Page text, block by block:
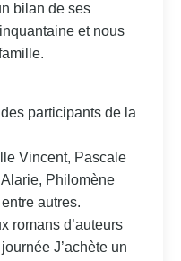
bilan de ses
et nous
participants de la
Vincent, Pascale
Philomène
autres.
romans d’auteurs
J’achète un